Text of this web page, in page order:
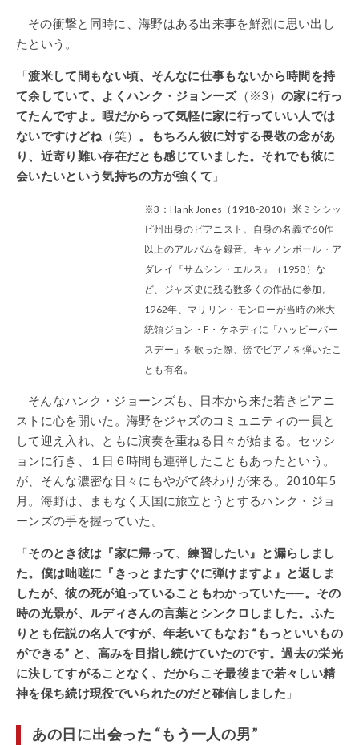
その衝撃と同時に、海野はある出来事を鮮烈に思い出し
たという。
「渡米して間もない頃、そんなに仕事もないから時間を持
て余していて、よくハンク・ジョンーズ（※3）の家に行っ
てたんですよ。暇だからって気軽に家に行っていい人では
ないですけどね （笑）
。もちろん彼に対する畏敬の念があ
り、近寄り難い存在だとも感じていました。それでも彼に
会いたいという気持ちの方が強くて 」
※3：Hank Jones（1918-2010）米ミシシッ
ピ州出身のピアニスト。自身の名義で60作
以上のアルバムを録音。キャノンボール・ア
ダレイ『サムシン・エルス』（1958）な
ど、ジャズ史に残る数多くの作品に参加。
1962年、マリリン・モンローが当時の米大
統領ジョン・F・ケネディに「ハッピーバー
スデー」を歌った際、傍でピアノを弾いたこ
とも有名。
そんなハンク・ジョーンズも、日本から来た若きピアニ
ストに心を開いた。海野をジャズのコミュニティの一員と
して迎え入れ、ともに演奏を重ねる日々が始まる。セッシ
ョンに行き、１日６時間も連弾したこともあったという。
が、そんな濃密な日々にもやがて終わりが来る。2010年5
月。海野は、まもなく天国に旅立とうとするハンク・ジョ
ーンズの手を握っていた。
「そのとき彼は『家に帰って、練習したい』と漏らしまし
た。僕は咄嗟に『きっとまたすぐに弾けますよ』と返しま
したが、彼の死が迫っていることもわかっていた── 。その
時の光景が、ルディさんの言葉とシンクロしました。ふた
りとも伝説の名人ですが、年老いてもなお “もっといいもの
ができる” と、高みを目指し続けていたのです。過去の栄光
に決してすがることなく、だからこそ最後まで若々しい精
神を保ち続け現役でいられたのだと確信しました 」
あの日に出会った “もう一人の男”